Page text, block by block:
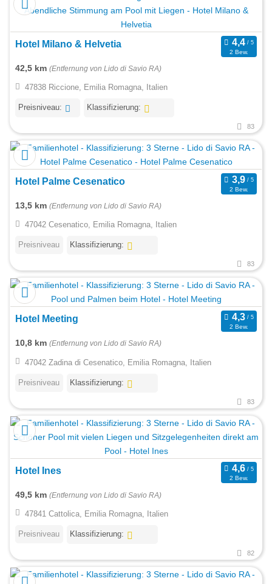
Hotel Milano & Helvetia
2 Bew.
42,5 km (Entfernung von Lido di Savio RA)
47838 Riccione, Emilia Romagna, Italien
Preisniveau: Klassifizierung:
83
Hotel Palme Cesenatico
2 Bew.
13,5 km (Entfernung von Lido di Savio RA)
47042 Cesenatico, Emilia Romagna, Italien
Preisniveau Klassifizierung:
83
Hotel Meeting
2 Bew.
10,8 km (Entfernung von Lido di Savio RA)
47042 Zadina di Cesenatico, Emilia Romagna, Italien
Preisniveau Klassifizierung:
83
Hotel Ines
2 Bew.
49,5 km (Entfernung von Lido di Savio RA)
47841 Cattolica, Emilia Romagna, Italien
Preisniveau Klassifizierung:
82